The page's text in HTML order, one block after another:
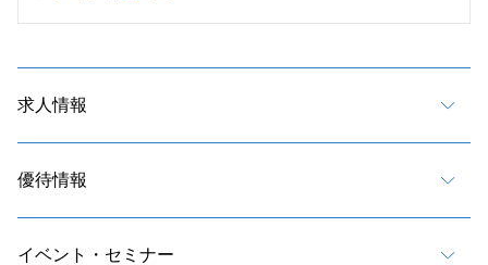
求人情報
優待情報
イベント・セミナー